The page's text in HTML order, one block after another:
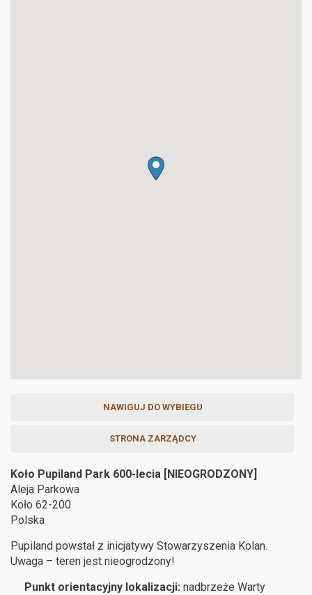
NAWIGUJ DO WYBIEGU
STRONA ZARZĄDCY
Koło Pupiland Park 600-lecia [NIEOGRODZONY]
Aleja Parkowa
Koło 62-200
Polska
Pupiland powstał z inicjatywy Stowarzyszenia Kolan.
Uwaga – teren jest nieogrodzony!
Punkt orientacyjny lokalizacji: nadbrzeże Warty